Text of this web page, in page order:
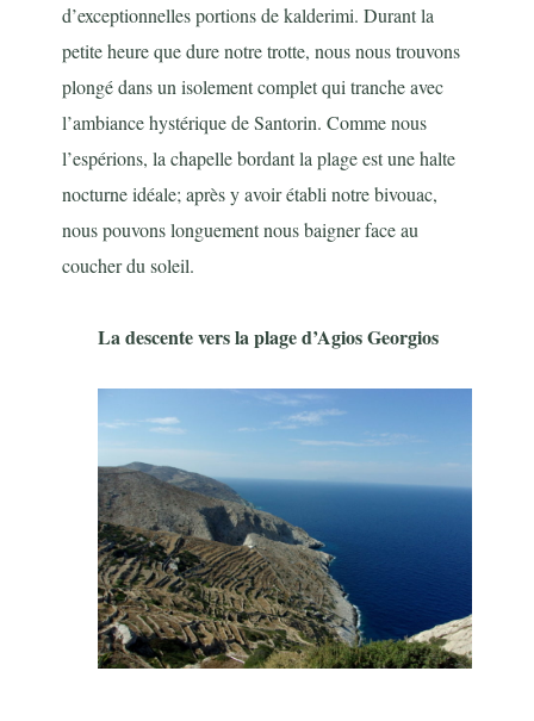
d’exceptionnelles portions de kalderimi. Durant la
petite heure que dure notre trotte, nous nous trouvons
plongé dans un isolement complet qui tranche avec
l’ambiance hystérique de Santorin. Comme nous
l’espérions, la chapelle bordant la plage est une halte
nocturne idéale; après y avoir établi notre bivouac,
nous pouvons longuement nous baigner face au
coucher du soleil.
La descente vers la plage d’Agios Georgios